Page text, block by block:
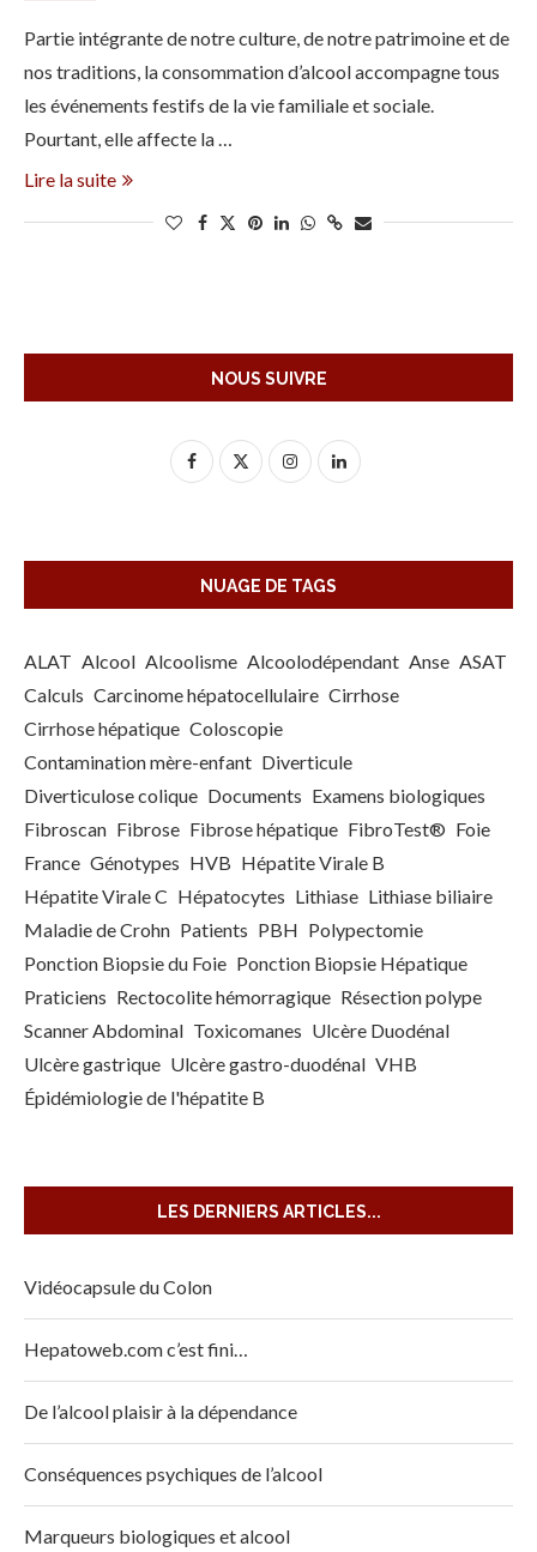
Partie intégrante de notre culture, de notre patrimoine et de
nos traditions, la consommation d’alcool accompagne tous
les événements festifs de la vie familiale et sociale.
Pourtant, elle affecte la …
Lire la suite
NOUS SUIVRE
NUAGE DE TAGS
ALAT Alcool Alcoolisme Alcoolodépendant Anse ASAT
Calculs Carcinome hépatocellulaire Cirrhose
Cirrhose hépatique Coloscopie
Contamination mère-enfant Diverticule
Diverticulose colique Documents Examens biologiques
Fibroscan Fibrose Fibrose hépatique FibroTest® Foie
France Génotypes HVB Hépatite Virale B
Hépatite Virale C Hépatocytes Lithiase Lithiase biliaire
Maladie de Crohn Patients PBH Polypectomie
Ponction Biopsie du Foie Ponction Biopsie Hépatique
Praticiens Rectocolite hémorragique Résection polype
Scanner Abdominal Toxicomanes Ulcère Duodénal
Ulcère gastrique Ulcère gastro-duodénal VHB
Épidémiologie de l'hépatite B
LES DERNIERS ARTICLES...
Vidéocapsule du Colon
Hepatoweb.com c’est fini…
De l’alcool plaisir à la dépendance
Conséquences psychiques de l’alcool
Marqueurs biologiques et alcool